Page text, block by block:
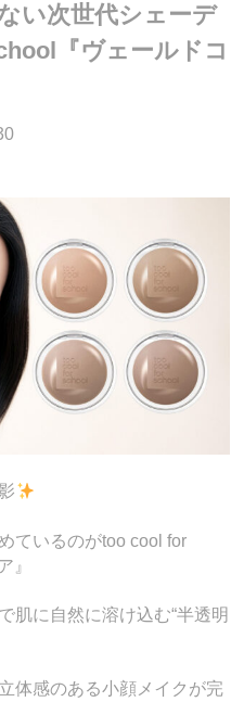
い次世代シェーデ
『ヴェールドコ
ているのがtoo cool for
』
肌に自然に溶け込む“半透明
体感のある小顔メイクが完